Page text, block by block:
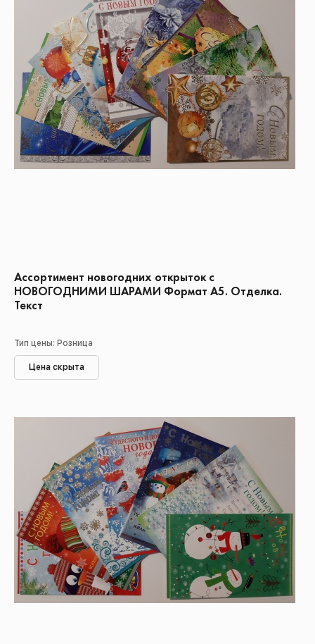
Ассортимент новогодних открыток с
НОВОГОДНИМИ ШАРАМИ Формат А5. Отделка.
Текст
Тип цены: Розница
Цена скрыта